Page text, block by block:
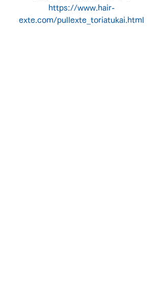
https://www.hair-
exte.com/pullexte_toriatukai.html